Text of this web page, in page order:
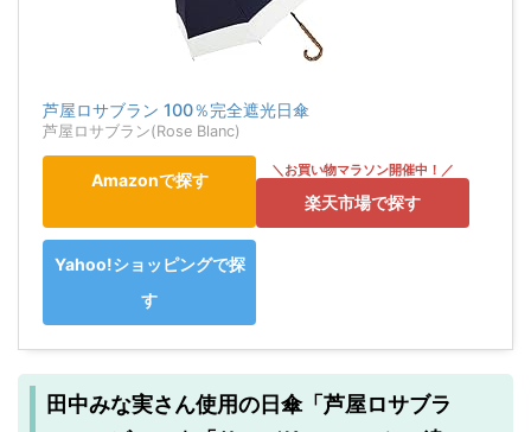
芦屋ロサブラン 100％完全遮光日傘
芦屋ロサブラン(Rose Blanc)
Amazonで探す
楽天市場で探す
Yahoo!ショッピングで探
す
田中みな実さん使用の日傘「芦屋ロサブラ